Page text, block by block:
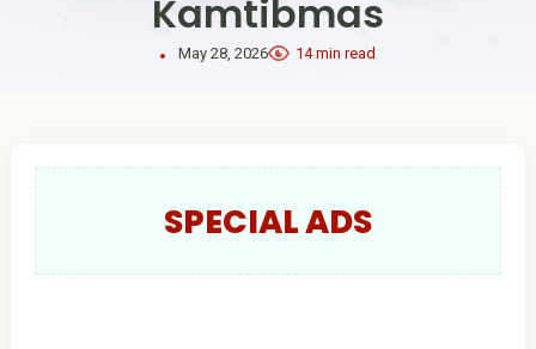
Kamtibmas
May 28, 2026 14 min read
SPECIAL ADS